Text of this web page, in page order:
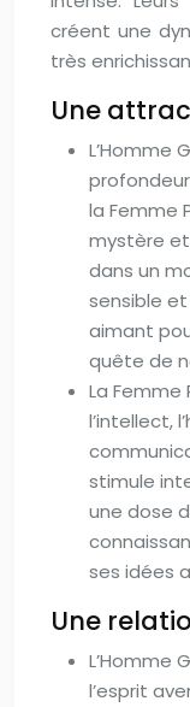
créent une
très
Une
L’Homme
la Femme
mystère
dans un
sensible
aimant
quête de
La
l’intellect,
stimule
une dose
ses idées
Une
L’Homme
l’esprit